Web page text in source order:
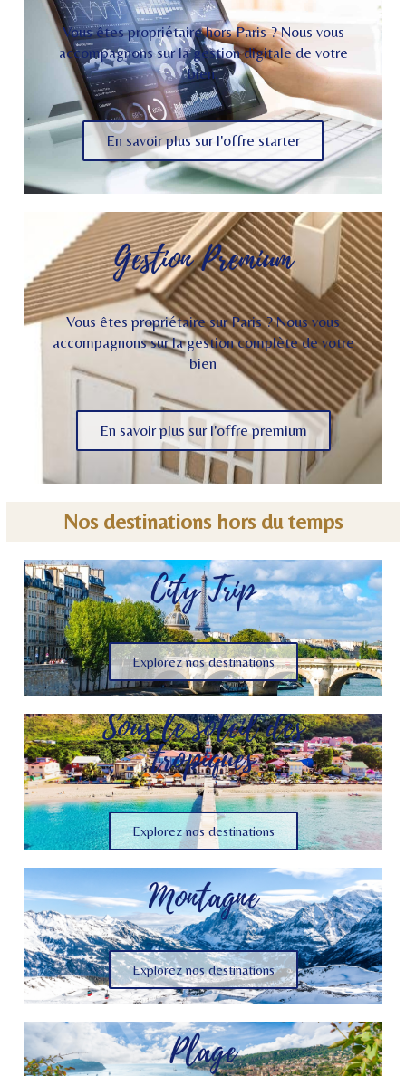
Vous êtes propriétaire hors Paris ? Nous vous
accompagnons sur la gestion digitale de votre
bien.
En savoir plus sur l'offre starter
Gestion Premium
Vous êtes propriétaire sur Paris ? Nous vous
accompagnons sur la gestion complète de votre
bien
En savoir plus sur l'offre premium
Nos destinations hors du temps
City Trip
Explorez nos destinations
Sous le soleil des
tropiques
Explorez nos destinations
Montagne
Explorez nos destinations
Plage